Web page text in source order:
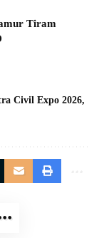
Tiram
Civil Expo 2026